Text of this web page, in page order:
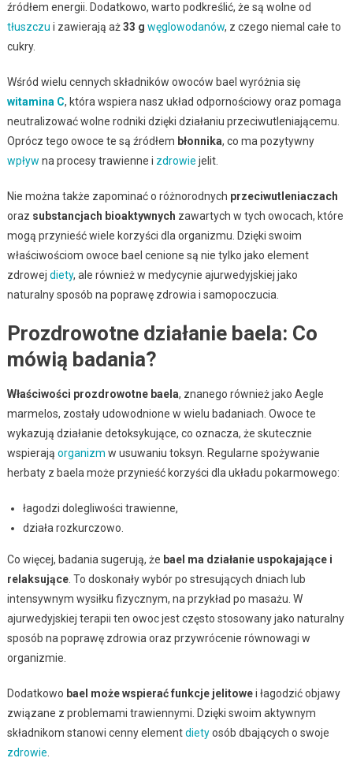
źródłem energii. Dodatkowo, warto podkreślić, że są wolne od
tłuszczu i zawierają aż33 g węglowodanów, z czego niemal całe to
cukry.
Wśród wielu cennych składników owoców bael wyróżnia się
witamina C, która wspiera nasz układ odpornościowy oraz pomaga
neutralizować wolne rodniki dzięki działaniu przeciwutleniającemu.
Oprócz tego owoce te są źródłem błonnika, co ma pozytywny
wpływ na procesy trawienne i zdrowie jelit.
Nie można także zapominać o różnorodnych przeciwutleniaczach
oraz substancjach bioaktywnych zawartych w tych owocach, które
mogą przynieść wiele korzyści dla organizmu. Dzięki swoim
właściwościom owoce bael cenione są nie tylko jako element
zdrowej diety, ale również w medycynie ajurwedyjskiej jako
naturalny sposób na poprawę zdrowia i samopoczucia.
Prozdrowotne działanie baela: Co
mówią badania?
Właściwości prozdrowotne baela, znanego również jako Aegle
marmelos, zostały udowodnione w wielu badaniach. Owoce te
wykazują działanie detoksykujące, co oznacza, że skutecznie
wspierają organizm w usuwaniu toksyn. Regularne spożywanie
herbaty z baela może przynieść korzyści dla układu pokarmowego:
łagodzi dolegliwości trawienne,
działa rozkurczowo.
Co więcej, badania sugerują, że bael ma działanie uspokajające i
relaksujące. To doskonały wybór po stresujących dniach lub
intensywnym wysiłku fizycznym, na przykład po masażu. W
ajurwedyjskiej terapii ten owoc jest często stosowany jako naturalny
sposób na poprawę zdrowia oraz przywrócenie równowagi w
organizmie.
Dodatkowo bael może wspierać funkcje jelitowei łagodzić objawy
związane z problemami trawiennymi. Dzięki swoim aktywnym
składnikom stanowi cenny elementdietyosób dbających o swoje
zdrowie.